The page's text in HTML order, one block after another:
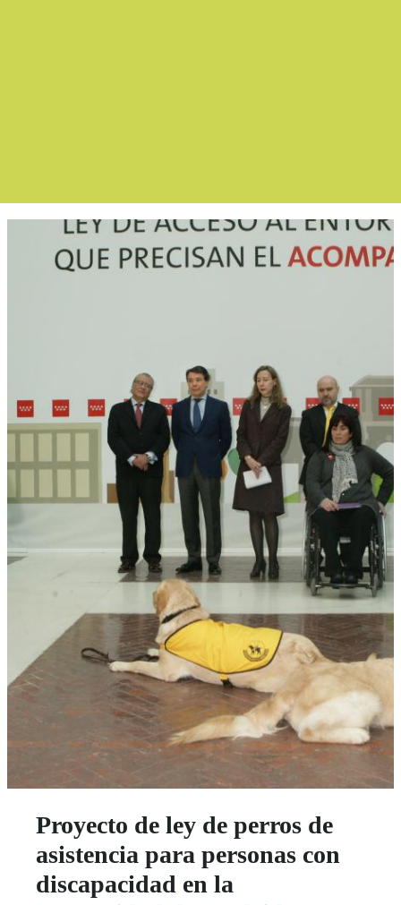
Boletín
Proyecto de ley de perros de
asistencia para personas con
discapacidad en la